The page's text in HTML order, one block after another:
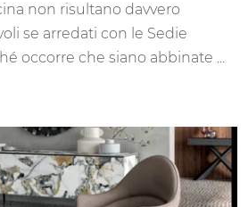
non risultano davvero
se arredati con le Sedie
occorre che siano abbinate ...